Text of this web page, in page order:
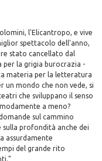
l'Elicantropo, e vive
spettacolo dell'anno,
stato cancellato dal
per la grigia burocrazia -
materia per la letteratura
un mondo che non vede, si
che sviluppano il senso
a meno?
sul cammino
sulla profondità anche dei
assurdamente
del grande rito